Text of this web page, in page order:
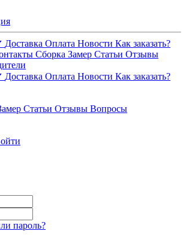
Доставка Оплата Новости Как заказать?
Сборка Замер Статьи Отзывы
Доставка Оплата Новости Как заказать?
Статьи Отзывы Вопросы
пароль?